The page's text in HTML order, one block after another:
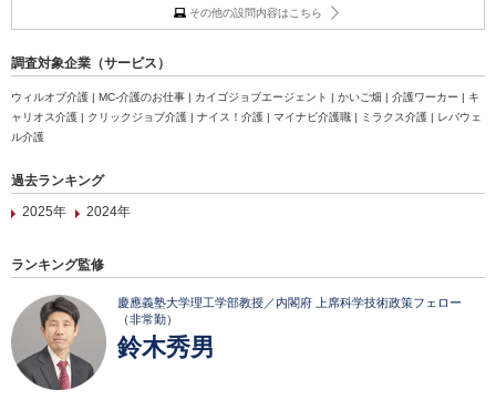
その他の設問内容はこちら
調査対象企業（サービス）
ウィルオブ介護 | MC-介護のお仕事 | カイゴジョブエージェント | かいご畑 | 介護ワーカー | キ
ャリオス介護 | クリックジョブ介護 | ナイス！介護 | マイナビ介護職 | ミラクス介護 | レバウェ
ル介護
過去ランキング
2025年
2024年
ランキング監修
慶應義塾大学理工学部教授／内閣府 上席科学技術政策フェロー
（非常勤）
鈴木秀男